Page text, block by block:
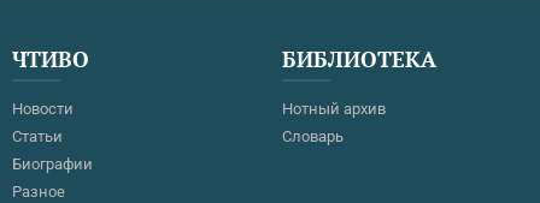
“История русского романса” в Малом зале МГК им. Чайковского
26 июня в 19:00. В программе –…
ЧТИВО
Новости
Статьи
Биографии
Разное
БИБЛИОТЕКА
Нотный архив
Словарь